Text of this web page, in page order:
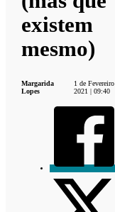
existem
mesmo)
Margarida
Lopes
1 de Fevereiro
2021 | 09:40